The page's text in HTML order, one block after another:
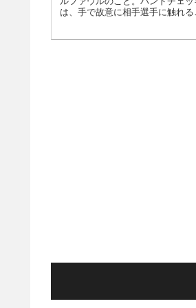
は、手で故意に相手選手に触れる